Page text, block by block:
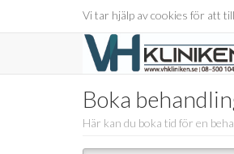
Vi tar hjälp av cookies för att
Boka
Här kan du boka tid för en